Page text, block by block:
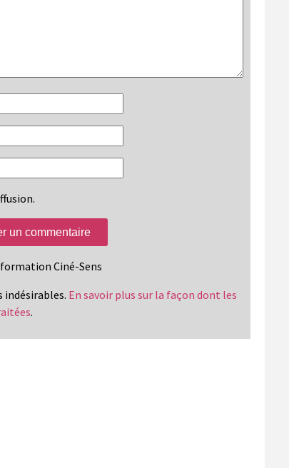
Ciné-Sens
indésirables. En savoir plus sur la façon dont les
.